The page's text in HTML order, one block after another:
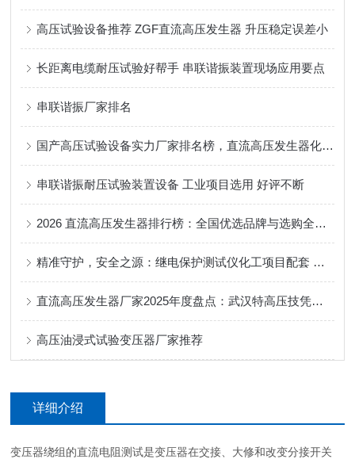
高压试验设备推荐 ZGF直流高压发生器 升压稳定误差小
长距离电缆耐压试验好帮手 串联谐振装置现场应用要点
串联谐振厂家排名
国产高压试验设备实力厂家排名榜，直流高压发生器化工耐压检测适配
串联谐振耐压试验装置设备 工业项目选用 好评不断
2026 直流高压发生器排行榜：全国优选品牌与选购全攻略
精准守护，安全之源：继电保护测试仪化工项目配套 值得选择！
直流高压发生器厂家2025年度盘点：武汉特高压技凭何脱颖而出？
高压油浸式试验变压器厂家推荐
详细介绍
变压器绕组的直流电阻测试是变压器在交接、大修和改变分接开关